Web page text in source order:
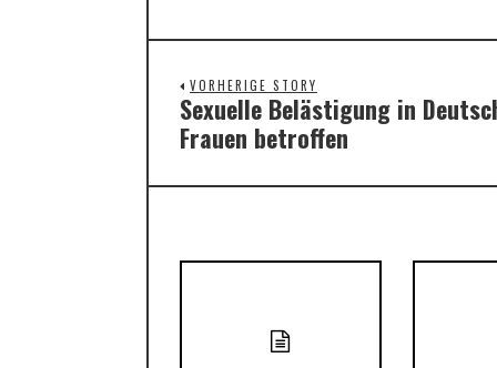
VORHERIGE STORY
Previous
post:
Sexuelle Belästigung in
Frauen betroffen